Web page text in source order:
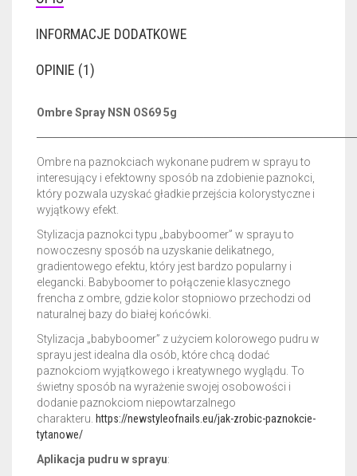
INFORMACJE DODATKOWE
OPINIE (1)
Ombre Spray NSN OS69 5g
Ombre na paznokciach wykonane pudrem w sprayu to
interesujący i efektowny sposób na zdobienie paznokci,
który pozwala uzyskać gładkie przejścia kolorystyczne i
wyjątkowy efekt.
Stylizacja paznokci typu „babyboomer” w sprayu to
nowoczesny sposób na uzyskanie delikatnego,
gradientowego efektu, który jest bardzo popularny i
elegancki. Babyboomer to połączenie klasycznego
frencha z ombre, gdzie kolor stopniowo przechodzi od
naturalnej bazy do białej końcówki.
Stylizacja „babyboomer” z użyciem kolorowego pudru w
sprayu jest idealna dla osób, które chcą dodać
paznokciom wyjątkowego i kreatywnego wyglądu. To
świetny sposób na wyrażenie swojej osobowości i
dodanie paznokciom niepowtarzalnego
charakteru. https://newstyleofnails.eu/jak-zrobic-paznokcie-
tytanowe/
Aplikacja pudru w sprayu: